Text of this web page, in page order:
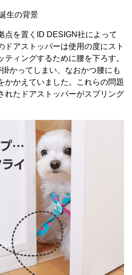
生の背景
点を置くID DESIGN社によって
ドアストッパーは使用の度にスト
ティングするために腰を下ろす。
かってしまい、なおかつ腰にも
かかえていました。これらの問題
れたドアストッパーがスプリング